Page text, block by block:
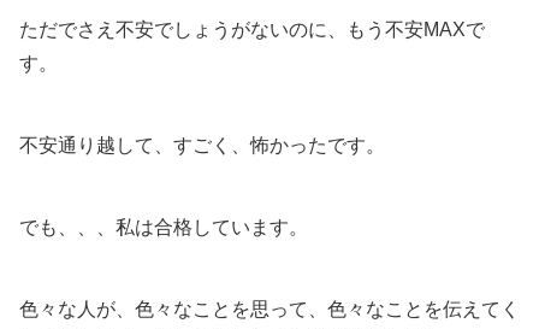
ただでさえ不安でしょうがないのに、もう不安MAXで
す。
不安通り越して、すごく、怖かったです。
でも、、、私は合格しています。
色々な人が、色々なことを思って、色々なことを伝えてく